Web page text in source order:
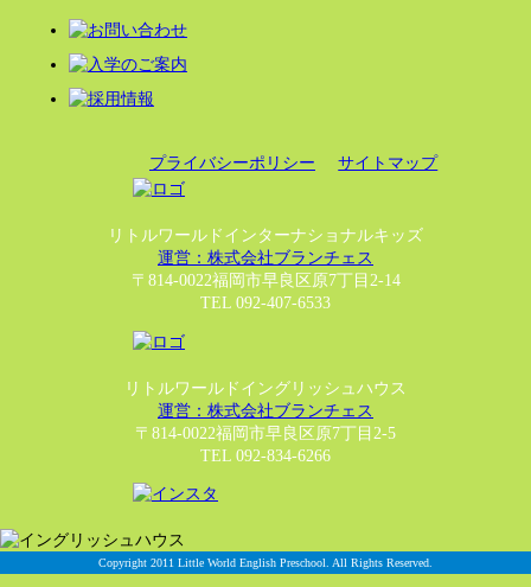
プライバシーポリシー サイトマップ
リトルワールドインターナショナルキッズ
運営：株式会社ブランチェス
〒814-0022福岡市早良区原7丁目2-14
TEL 092-407-6533
リトルワールドイングリッシュハウス
運営：株式会社ブランチェス
〒814-0022福岡市早良区原7丁目2-5
TEL 092-834-6266
Copyright 2011 Little World English Preschool. All Rights Reserved.